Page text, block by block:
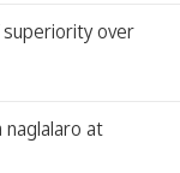
superiority over
naglalaro at